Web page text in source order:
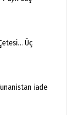
Üç
iade